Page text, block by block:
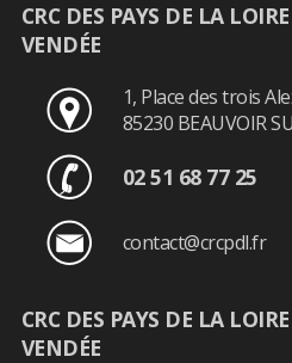
CRC DES PAYS DE LA
VENDÉE
1, Place des trois
85230 BEAUVOIR
02 51 68 77 25
contact@crcpdl.fr
CRC DES PAYS DE LA
VENDÉE